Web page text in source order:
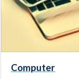
Computer